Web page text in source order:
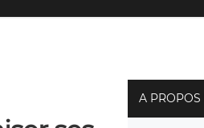
A PROPOS